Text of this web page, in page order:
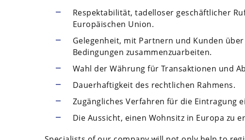
Respektabilität, tadelloser geschäftlicher
Europäischen Union.
Gelegenheit, mit Partnern und Kunden
Bedingungen zusammenzuarbeiten.
Wahl der Währung für Transaktionen und
Dauerhaftigkeit des rechtlichen Rahmens.
Zugängliches Verfahren für die Eintragung
Die Aussicht, einen Wohnsitz in Europa zu